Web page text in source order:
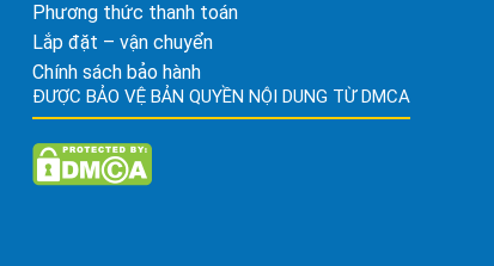
Phương thức thanh toán
Lắp đặt – vận chuyển
Chính sách bảo hành
ĐƯỢC BẢO VỆ BẢN QUYỀN NỘI DUNG TỪ DMCA